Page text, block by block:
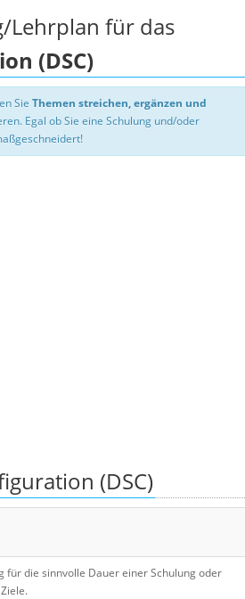
Lehrplan für das
(DSC)
Sie Themen streichen, ergänzen und
Egal ob Sie eine Schulung und/oder
(DSC)
für die sinnvolle Dauer einer Schulung oder